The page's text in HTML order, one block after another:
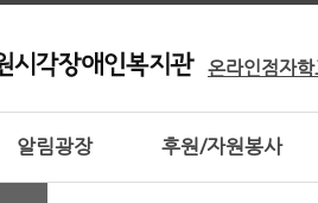
온라인점자
알림광장 후원/자원봉사